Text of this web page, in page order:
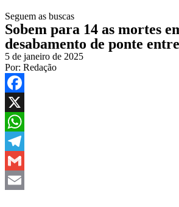
Seguem as buscas
Sobem para 14 as mortes
desabamento de ponte
5 de janeiro de 2025
Por: Redação
Facebook
X
WhatsApp
Telegram
Gmail